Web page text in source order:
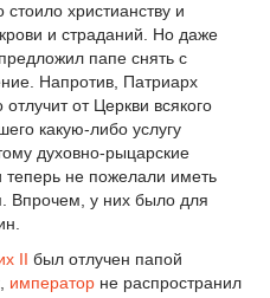
стоило христианству и
и страданий. Но даже
папе снять с
Напротив, Патриарх
от Церкви всякого
какую-либо услугу
духовно-рыцарские
не пожелали иметь
Впрочем, у них было для
II был отлучен папой
император не распространил